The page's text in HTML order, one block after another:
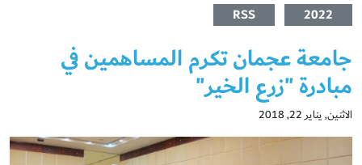
2022
RSS
جامعة عجمان تكرم المساهمين في
مبادرة "زرع الخير"
الاثنين, يناير 22, 2018